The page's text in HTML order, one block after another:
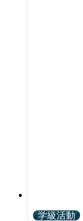
学級活動